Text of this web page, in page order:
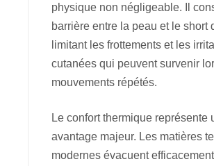
physique non négligeable. Il
barrière entre la peau et le short
limitant les frottements et les
cutanées qui peuvent survenir
mouvements répétés.
Le confort thermique représente
avantage majeur. Les matières
modernes évacuent